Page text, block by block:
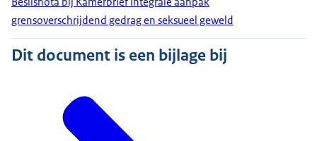
grensoverschrijdend gedrag en seksueel geweld
Dit document is een bijlage bij